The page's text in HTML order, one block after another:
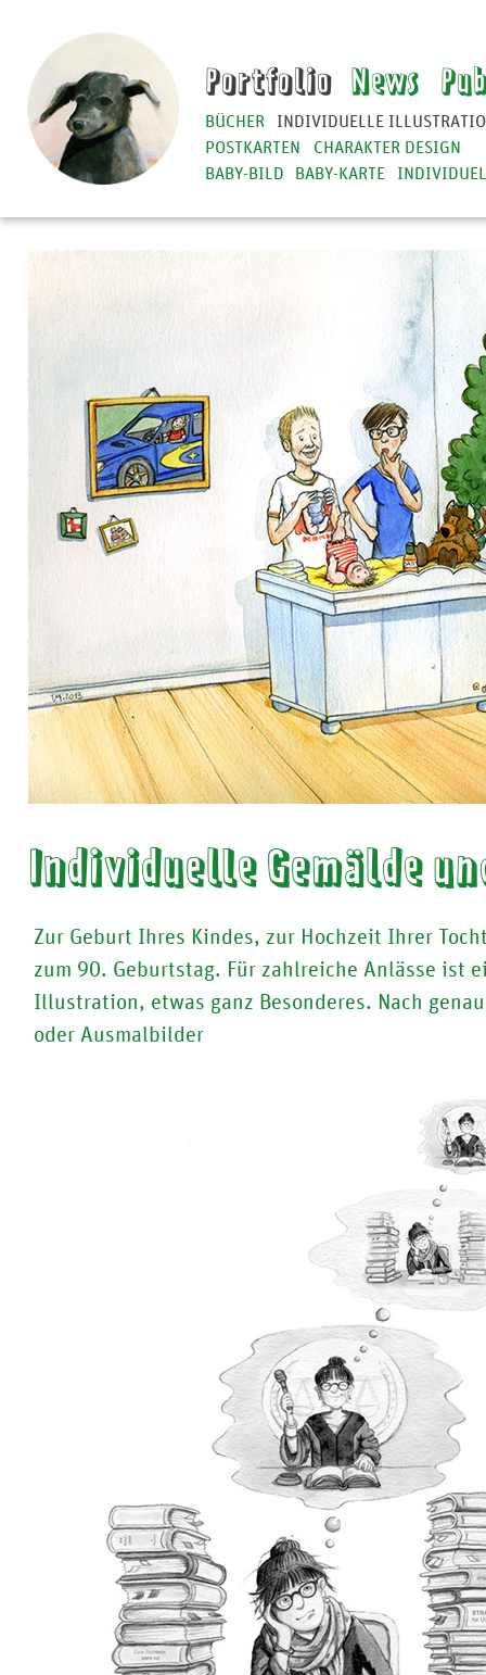
Portfolio News
BÜCHER INDIVIDUELLE
BABY-BILD BABY-KARTE
POSTKARTEN CHARAKTER DESIGN
Individuelle Gemälde
Zur Geburt Ihres Kindes, zur Hochzeit Ihrer
zum 90. Geburtstag. Für zahlreiche Anlässe ist
Illustration, etwas ganz Besonderes. Nach
oder Ausmalbilder